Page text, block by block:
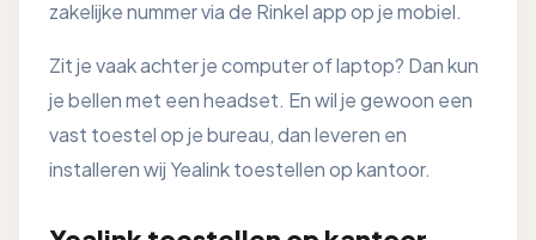
zakelijke nummer via de Rinkel app op je mobiel.
Zit je vaak achter je computer of laptop? Dan kun
je bellen met een headset. En wil je gewoon een
vast toestel op je bureau, dan leveren en
installeren wij Yealink toestellen op kantoor.